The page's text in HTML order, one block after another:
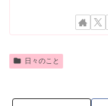
日々のこと